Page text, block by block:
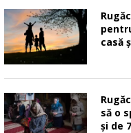
casă
să o
și de